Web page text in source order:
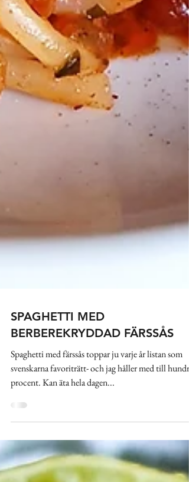
SPAGHETTI MED
BERBEREKRYDDAD FÄRSSÅS
Spaghetti med färssås toppar ju varje år listan som
svenskarna favoriträtt- och jag håller med till hundra
procent. Kan äta hela dagen...